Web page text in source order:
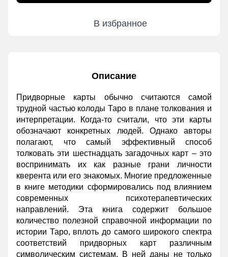
В избранное
Описание
Придворные карты обычно считаются самой
трудной частью колоды Таро в плане толкования и
интерпретации. Когда-то считали, что эти карты
обозначают конкретных людей. Однако авторы
полагают, что самый эффективный способ
толковать эти шестнадцать загадочных карт – это
воспринимать их как разные грани личности
кверента или его знакомых. Многие предложенные
в книге методики сформировались под влиянием
современных психотерапевтических
направлений. Эта книга содержит большое
количество полезной справочной информации по
истории Таро, вплоть до самого широкого спектра
соответствий придворных карт различным
символическим системам. В ней даны не только